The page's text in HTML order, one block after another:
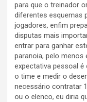
para que o treinador
diferentes esquemas
jogadores, enfim
disputas mais
entrar para ganhar
paranoia, pelo menos
expectativa pessoal é
o time e medir o
necessário contratar
ou o elenco, eu diria